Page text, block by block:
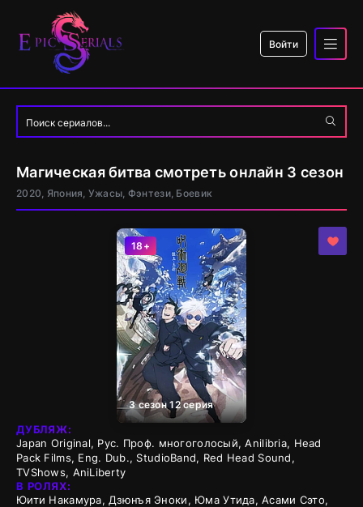
Войти
Магическая битва смотреть онлайн 3 сезон
2020, Япония, Ужасы, Фэнтези, Боевик
18+
3 сезон 12 серия
ДУБЛЯЖ:
Japan Original, Рус. Проф. многоголосый, Anilibria, Head
Pack Films, Eng. Dub., StudioBand, Red Head Sound,
TVShows, AniLiberty
В РОЛЯХ:
Юити Накамура, Дзюнъя Эноки, Юма Утида, Асами Сэто,